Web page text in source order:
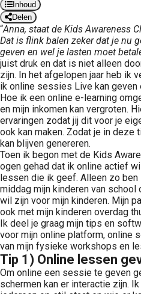
Inhoud
Delen
“Anna, staat de Kids Awareness
Dat is flink balen zeker dat je nu
geven en wel je lasten moet
juist druk en dat is niet alleen
zijn. In het afgelopen jaar heb ik
ik online sessies Live kan geven
Hoe ik een online e-learning
en mijn inkomen kan vergroten.
ervaringen zodat jij dit voor je
ook kan maken. Zodat je in deze
kan blijven genereren.
Toen ik begon met de Kids
ogen gehad dat ik online actief
lessen die ik geef. Alleen zo
middag mijn kinderen van
wil zijn voor mijn kinderen. Mijn
ook met mijn kinderen overdag
Ik deel je graag mijn tips en
voor mijn online platform, online
van mijn fysieke workshops en
Tip 1) Online lessen
Om online een sessie te geven
schermen kan er interactie zijn.
Hierdoor
website-
van